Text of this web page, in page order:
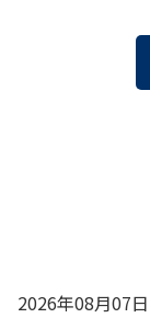
2026年08月07日